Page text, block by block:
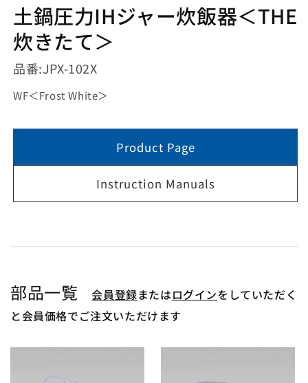
ダ
ル
で
メ
デ
ィ
(1)
土鍋圧力IHジャー炊飯器＜THE
炊きたて＞
品番:JPX-102X
WF＜Frost White＞
Product Page
Instruction Manuals
部品一覧 会員登録またはログインをしていただく
と会員価格でご注文いただけます